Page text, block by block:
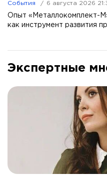
События 6 августа 2026
Опыт «Металлокомплект-
как инструмент развития
Экспертные